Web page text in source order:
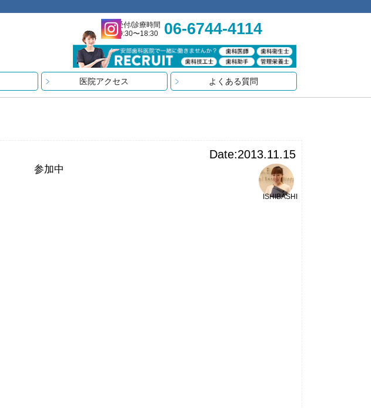
受付/診療時間
9:30〜18:30
06-6744-4114
医院アクセス よくある質問
Date:2013.11.15
ISHIBASHI
参加中